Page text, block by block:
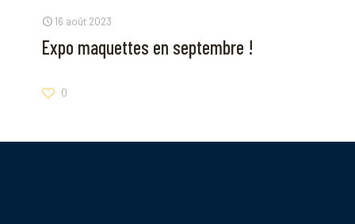
16 août 2023
Expo maquettes en septembre !
0